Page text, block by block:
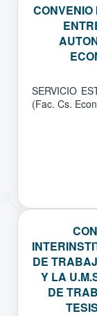
SERVICIO
(Fac. Cs.
DE
Y LA
DE